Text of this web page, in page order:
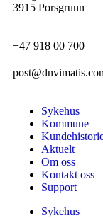
3915 Porsgrunn
+47 918 00 700
Sykehus
Kommune
Aktuelt
Om oss
Kontakt oss
Support
Sykehus